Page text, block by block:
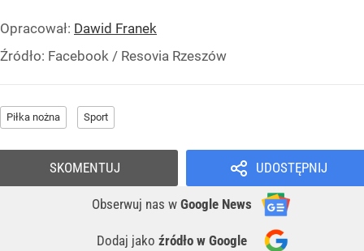
Opracował: Dawid Franek
Źródło: Facebook / Resovia Rzeszów
Piłka nożna Sport
UDOSTĘPNIJ
Obserwuj nas w Google News
Dodaj jako źródło w Google
SKOMENTUJ